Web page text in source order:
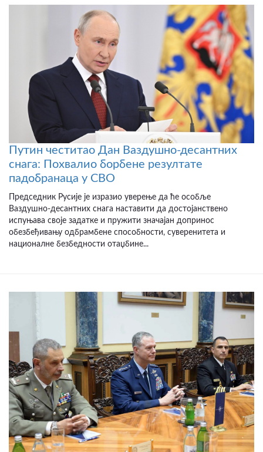
Путин честитао Дан Ваздушно-десантних
снага: Похвалио борбене резултате
падобранаца у СВО
Председник Русије је изразио уверење да ће особље
Ваздушно-десантних снага наставити да достојанствено
испуњава своје задатке и пружити значајан допринос
обезбеђивању одбрамбене способности, суверенитета и
националне безбедности отаџбине...